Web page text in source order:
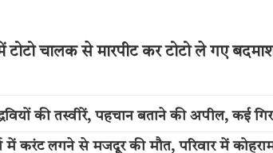
में टोटो चालक से मारपीट कर टोटो ले गए
की तस्वीरें, पहचान बताने की अपील, कई
में करंट लगने से मजदूर की मौत, परिवार में